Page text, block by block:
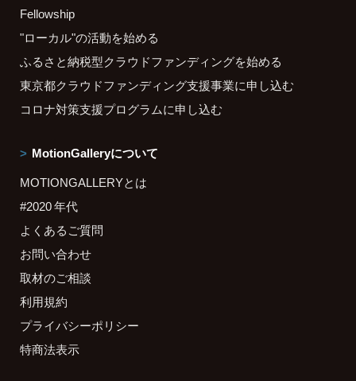
Fellowship
"ローカル"の活動を始める
ふるさと納税型クラウドファンディングを始める
東京都クラウドファンディング支援事業に申し込む
コロナ対策支援プログラムに申し込む
MotionGalleryについて
MOTIONGALLERYとは
#2020 年代
よくあるご質問
お問い合わせ
取材のご相談
利用規約
プライバシーポリシー
特商法表示